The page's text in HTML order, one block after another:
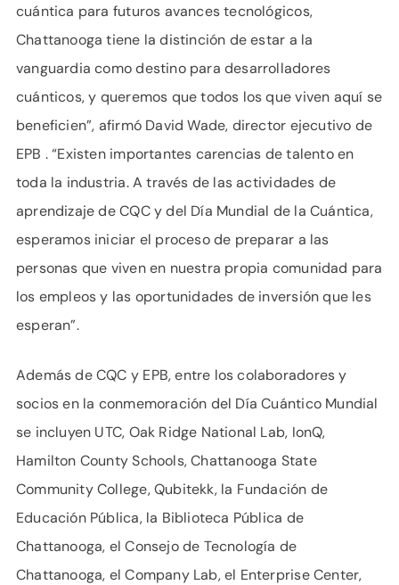
cuántica para futuros avances tecnológicos,
Chattanooga tiene la distinción de estar a la
vanguardia como destino para desarrolladores
cuánticos, y queremos que todos los que viven aquí se
beneficien”, afirmó David Wade, director ejecutivo de
EPB . “Existen importantes carencias de talento en
toda la industria. A través de las actividades de
aprendizaje de CQC y del Día Mundial de la Cuántica,
esperamos iniciar el proceso de preparar a las
personas que viven en nuestra propia comunidad para
los empleos y las oportunidades de inversión que les
esperan”.
Además de CQC y EPB, entre los colaboradores y
socios en la conmemoración del Día Cuántico Mundial
se incluyen UTC, Oak Ridge National Lab, IonQ,
Hamilton County Schools, Chattanooga State
Community College, Qubitekk, la Fundación de
Educación Pública, la Biblioteca Pública de
Chattanooga, el Consejo de Tecnología de
Chattanooga, el Company Lab, el Enterprise Center,